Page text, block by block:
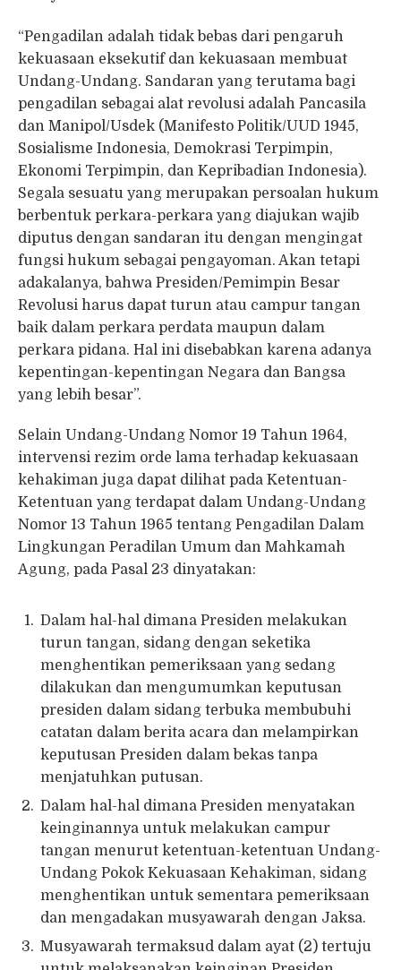
“Pengadilan adalah tidak bebas dari pengaruh
kekuasaan eksekutif dan kekuasaan membuat
Undang-Undang. Sandaran yang terutama bagi
pengadilan sebagai alat revolusi adalah Pancasila
dan Manipol/Usdek (Manifesto Politik/UUD 1945,
Sosialisme Indonesia, Demokrasi Terpimpin,
Ekonomi Terpimpin, dan Kepribadian Indonesia).
Segala sesuatu yang merupakan persoalan hukum
berbentuk perkara-perkara yang diajukan wajib
diputus dengan sandaran itu dengan mengingat
fungsi hukum sebagai pengayoman. Akan tetapi
adakalanya, bahwa Presiden/Pemimpin Besar
Revolusi harus dapat turun atau campur tangan
baik dalam perkara perdata maupun dalam
perkara pidana. Hal ini disebabkan karena adanya
kepentingan-kepentingan Negara dan Bangsa
yang lebih besar”.
Selain Undang-Undang Nomor 19 Tahun 1964,
intervensi rezim orde lama terhadap kekuasaan
kehakiman juga dapat dilihat pada Ketentuan-
Ketentuan yang terdapat dalam Undang-Undang
Nomor 13 Tahun 1965 tentang Pengadilan Dalam
Lingkungan Peradilan Umum dan Mahkamah
Agung, pada Pasal 23 dinyatakan:
Dalam hal-hal dimana Presiden melakukan
turun tangan, sidang dengan seketika
menghentikan pemeriksaan yang sedang
dilakukan dan mengumumkan keputusan
presiden dalam sidang terbuka membubuhi
catatan dalam berita acara dan melampirkan
keputusan Presiden dalam bekas tanpa
menjatuhkan putusan.
Dalam hal-hal dimana Presiden menyatakan
keinginannya untuk melakukan campur
tangan menurut ketentuan-ketentuan Undang-
Undang Pokok Kekuasaan Kehakiman, sidang
menghentikan untuk sementara pemeriksaan
dan mengadakan musyawarah dengan Jaksa.
Musyawarah termaksud dalam ayat (2) tertuju